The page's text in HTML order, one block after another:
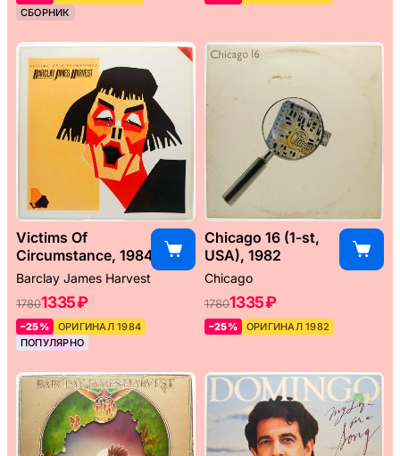
СБОРНИК
Victims Of
Circumstance, 1984
Barclay James Harvest
17801335 ₽
–25%
ОРИГИНАЛ 1984
ПОПУЛЯРНО
Chicago 16 (1-st,
USA), 1982
Chicago
17801335 ₽
–25% ОРИГИНАЛ 1982